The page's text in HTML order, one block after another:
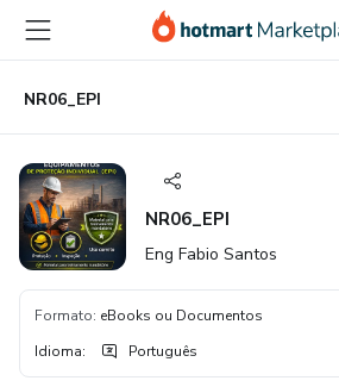
para
conteúdo
principal
para
pagamento
para
rodapé
NR06_EPI
NR06_EPI
Eng Fabio Santos
Formato: eBooks ou Documentos
Idioma: Português